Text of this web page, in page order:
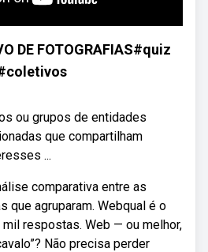
DE FOTOGRAFIAS#quiz
ou grupos de entidades
que compartilham
...
comparativa entre as
que agruparam. Webqual é o
respostas. Web — ou melhor,
Não precisa perder